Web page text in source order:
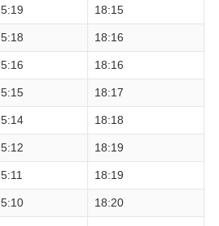
5:19 18:15
5:18 18:16
5:16 18:16
5:15 18:17
5:14 18:18
5:12 18:19
5:11 18:19
5:10 18:20